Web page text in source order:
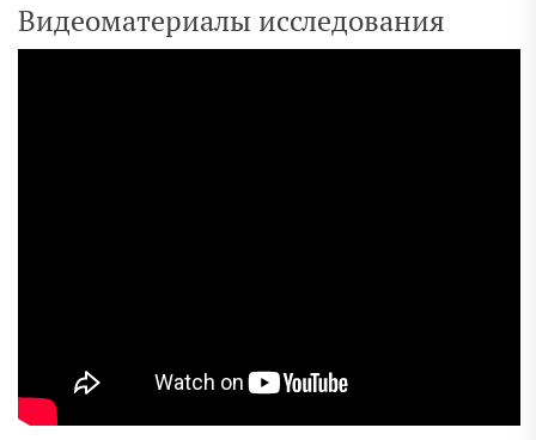
Видеоматериалы исследования